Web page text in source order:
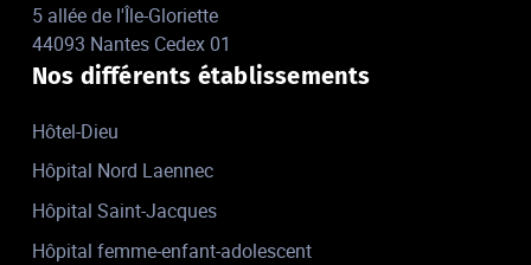
5 allée de l'Île-Gloriette
44093 Nantes Cedex 01
Nos différents établissements
Hôtel-Dieu
Hôpital Nord Laennec
Hôpital Saint-Jacques
Hôpital femme-enfant-adolescent